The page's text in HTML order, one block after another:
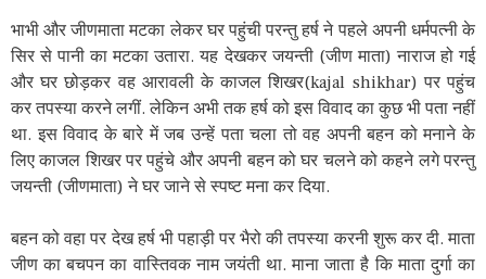
भाभी और जीणमाता मटका लेकर घर पहुंची परन्तु हर्ष ने पहले अपनी धर्मपत्नी के
सिर से पानी का मटका उतारा. यह देखकर जयन्ती (जीण माता) नाराज हो गई
और घर छोड़कर वह आरावली के काजल शिखर(kajal shikhar) पर पहुंच
कर तपस्या करने लगीं. लेकिन अभी तक हर्ष को इस विवाद का कुछ भी पता नहीं
था. इस विवाद के बारे में जब उन्हें पता चला तो वह अपनी बहन को मनाने के
लिए काजल शिखर पर पहुंचे और अपनी बहन को घर चलने को कहने लगे परन्तु
जयन्ती (जीणमाता) ने घर जाने से स्पष्ट मना कर दिया.
बहन को वहा पर देख हर्ष भी पहाड़ी पर भैरो की तपस्या करनी शुरू कर दी. माता
जीण का बचपन का वास्तिवक नाम जयंती था. माना जाता है कि माता दुर्गा का